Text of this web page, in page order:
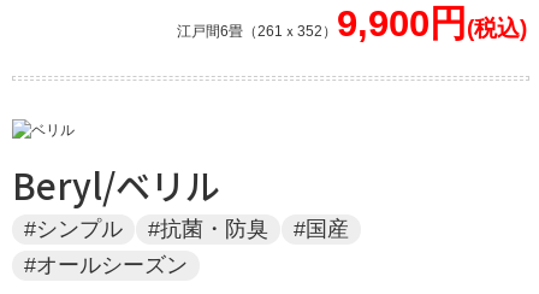
江戸間6畳（261ｘ352） 9,900円
Beryl/ベリル
#シンプル #抗菌・防臭
#国産
#オールシーズン